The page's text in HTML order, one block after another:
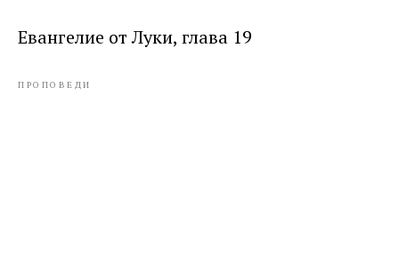
Евангелие от Луки, глава 19
ПРОПОВЕДИ